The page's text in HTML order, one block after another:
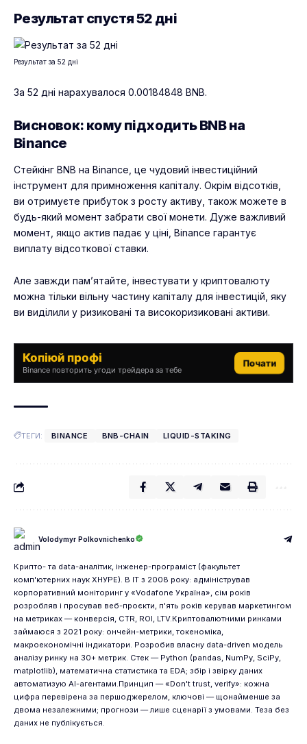
Результат спустя 52 дні
Результат за 52 дні
За 52 дні нарахувалося 0.00184848 BNB.
Висновок: кому підходить BNB на
Binance
Стейкінг BNB на Binance, це чудовий інвестиційний
інструмент для примноження капіталу. Окрім відсотків,
ви отримуєте прибуток з росту активу, також можете в
будь-який момент забрати свої монети. Дуже важливий
момент, якщо актив падає у ціні, Binance гарантує
виплату відсоткової ставки.
Але завжди пам’ятайте, інвестувати у криптовалюту
можна тільки вільну частину капіталу для інвестицій, яку
ви виділили у ризиковані та високоризиковані активи.
Копіюй профі
Binance повторить угоди трейдера за тебе
Почати
ТЕГИ: BINANCE BNB-CHAIN LIQUID-STAKING
Volodymyr Polkovnichenko
Крипто- та data-аналітик, інженер-програміст (факультет
комп'ютерних наук ХНУРЕ). В IT з 2008 року: адміністрував
корпоративний моніторинг у «Vodafone Україна», сім років
розробляв і просував веб-проєкти, п'ять років керував маркетингом
на метриках — конверсія, CTR, ROI, LTV.Криптовалютними ринками
займаюся з 2021 року: ончейн-метрики, токеноміка,
макроекономічні індикатори. Розробив власну data-driven модель
аналізу ринку на 30+ метрик. Стек — Python (pandas, NumPy, SciPy,
matplotlib), математична статистика та EDA; збір і звірку даних
автоматизую AI-агентами.Принцип — «Don't trust, verify»: кожна
цифра перевірена за першоджерелом, ключові — щонайменше за
двома незалежними; прогнози — лише сценарії з умовами. Теза без
даних не публікується.